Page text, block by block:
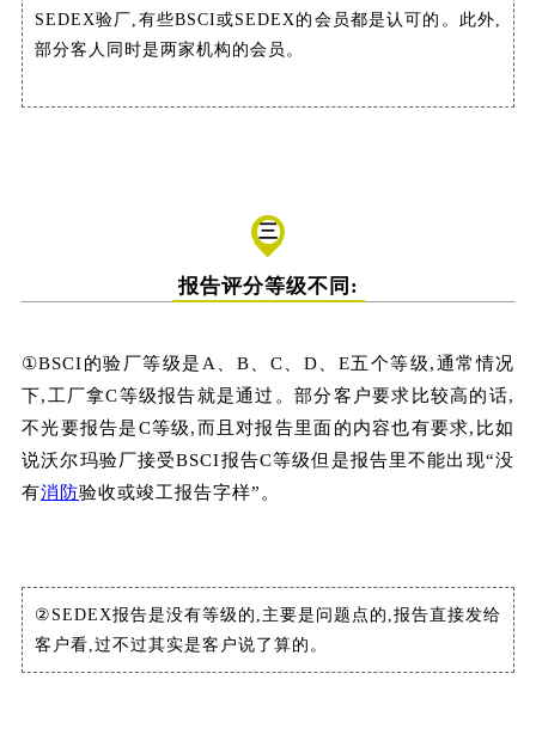
SEDEX验厂,有些BSCI或SEDEX的会员都是认可的。此外,
部分客人同时是两家机构的会员。
三
报告评分等级不同:
①BSCI的验厂等级是A、B、C、D、E五个等级,通常情况
下,工厂拿C等级报告就是通过。部分客户要求比较高的话,
不光要报告是C等级,而且对报告里面的内容也有要求,比如
说沃尔玛验厂接受BSCI报告C等级但是报告里不能出现“没
有消防验收或竣工报告字样”。
②SEDEX报告是没有等级的,主要是问题点的,报告直接发给
客户看,过不过其实是客户说了算的。